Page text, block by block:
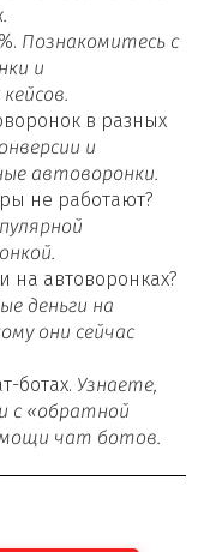
Познакомитесь с
и
в разных
и
автоворонки.
не работают?
на автоворонках?
деньги на
они сейчас
ботах. Узнаете,
с «обратной
чат ботов.